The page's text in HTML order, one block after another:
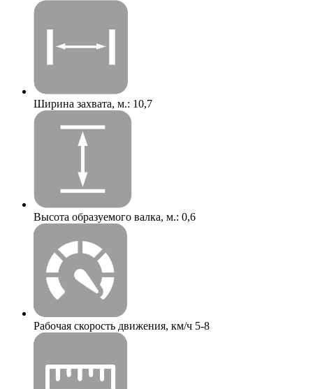
Ширина захвата, м.: 10,7
Высота образуемого валка, м.: 0,6
Рабочая скорость движения, км/ч 5-8